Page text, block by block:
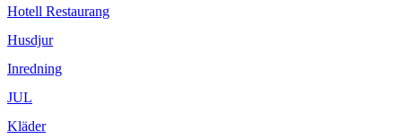
Hotell Restaurang
Husdjur
Inredning
JUL
Kläder